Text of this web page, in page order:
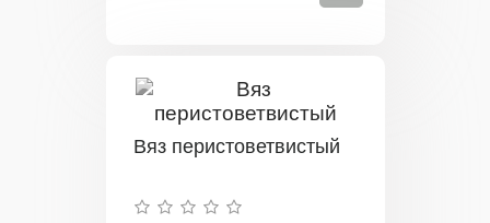
Вяз перистоветвистый